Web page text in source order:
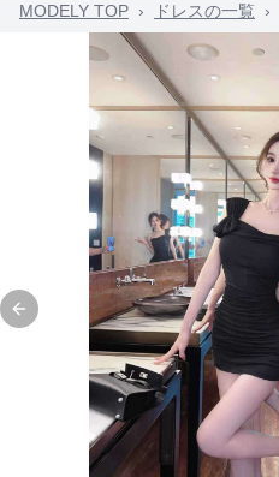
MODELY TOP › ドレスの一覧 ›
Previous slide